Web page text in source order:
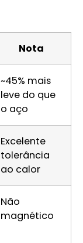
Nota
~45% mais
leve do que
o aço
Excelente
tolerância
ao calor
Não
magnético